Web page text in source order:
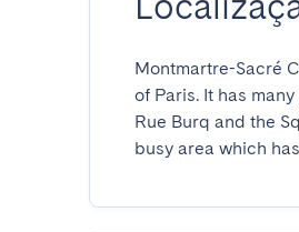
Montmartre-Sacré
of Paris. It has
Rue Burq and the
busy area which